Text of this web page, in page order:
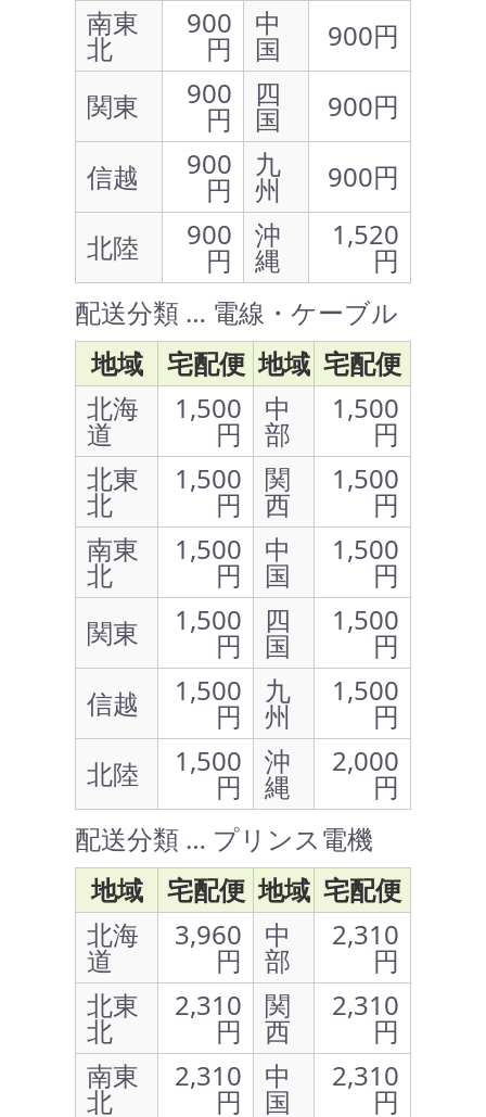
南東
北
900
円
中
国
900円
関東
900
円
四
国
900円
信越
900
円
九
州
900円
北陸
900
円
沖
縄
1,520
円
配送分類 … 電線・ケーブル
地域
宅配便 地域 宅配便
北海
道
1,500
円
中
部
1,500
円
北東
北
1,500
円
関
西
1,500
円
南東
北
1,500
円
中
国
1,500
円
関東
1,500
円
四
国
1,500
円
信越
1,500
円
九
州
1,500
円
北陸
1,500
円
沖
縄
2,000
円
配送分類 … プリンス電機
地域
宅配便 地域 宅配便
北海
道
3,960
円
中
部
2,310
円
北東
北
2,310
円
関
西
2,310
円
南東
北
2,310
円
中
国
2,310
円